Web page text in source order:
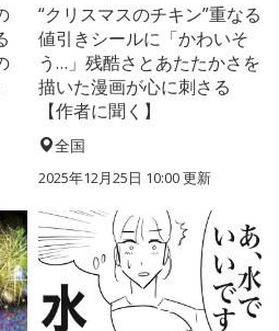
“クリスマスのチキン”重なる
値引きシールに「かわいそ
う…」残酷さとあたたかさを
描いた漫画が心に刺さる
【作者に聞く】
全国
2025年12月25日 10:00 更新